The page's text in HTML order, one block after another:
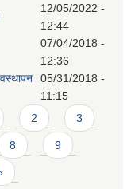
12/05/2022 -
12:44
07/04/2018 -
12:36
05/31/2018 -
11:15
2 3
8 9